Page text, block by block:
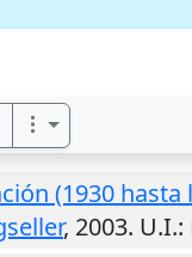
(1930
, 2003. U.I.: